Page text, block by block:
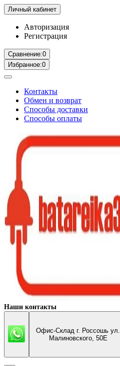
Личный кабинет
Авторизация
Регистрация
Сравнение:0
Избранное:0
Контакты
Обмен и возврат
Способы доставки
Способы оплаты
Наши контакты
Офис-Склад г. Россошь ул.
Малиновского, 50Е